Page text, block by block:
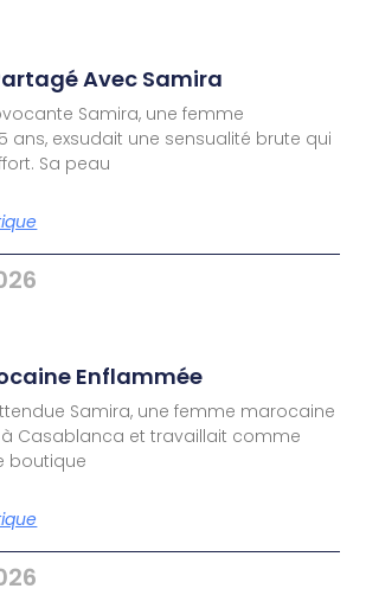
Avec Samira
Samira, une femme
ans, exsudait une sensualité brute qui
Sa peau
Enflammée
Samira, une femme marocaine
à Casablanca et travaillait comme
boutique